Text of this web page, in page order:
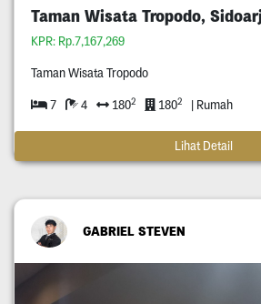
Taman Wisata Tropodo,
KPR: Rp.7,167,269
Taman Wisata Tropodo
7 4 1802 1802 | Rumah
Lihat Detail
GABRIEL STEVEN